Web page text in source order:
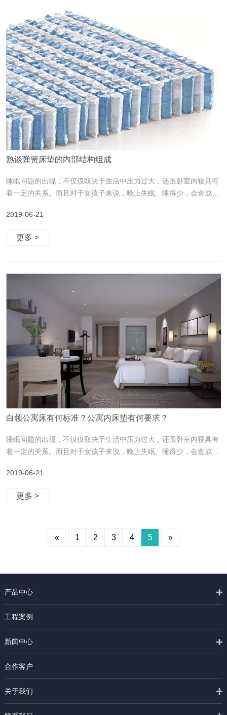
熟谈弹簧床垫的内部结构组成
睡眠问题的出现，不仅仅取决于生活中压力过大，还跟卧室内寝具有
着一定的关系。而且对于女孩子来说，晚上失眠、睡得少，会造成肤
好的护肤品也弥补不了睡眠差的皮肤状态。那么哪些寝具和睡眠有着
适的床垫是非常必要的，什么样的床垫才是健康的？一张床垫健不健
2019-06-21
更多 >
白领公寓床有何标准？公寓内床垫有何要求？
睡眠问题的出现，不仅仅取决于生活中压力过大，还跟卧室内寝具有
着一定的关系。而且对于女孩子来说，晚上失眠、睡得少，会造成肤
好的护肤品也弥补不了睡眠差的皮肤状态。那么哪些寝具和睡眠有着
适的床垫是非常必要的，什么样的床垫才是健康的？一张床垫健不健
2019-06-21
更多 >
« 1 2 3 4 5 »
产品中心
工程案例
新闻中心
合作客户
关于我们